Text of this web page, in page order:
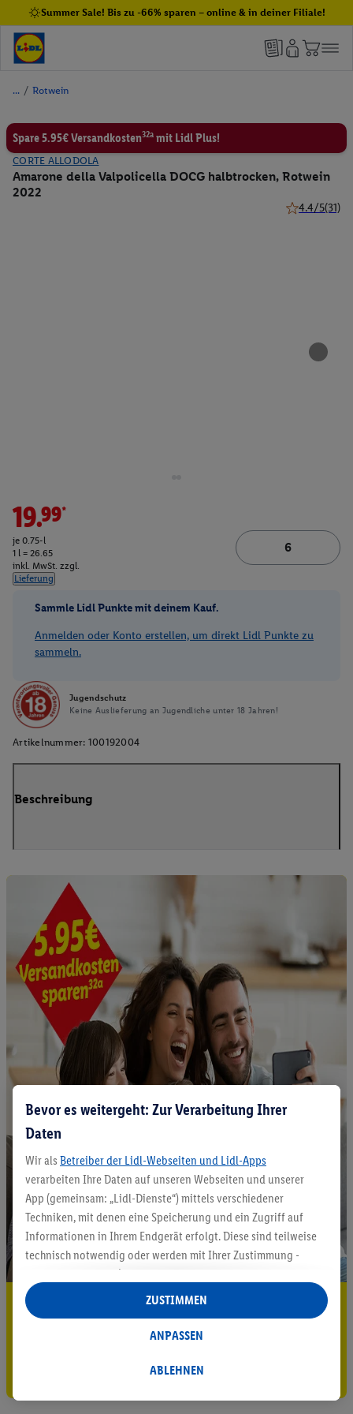
Summer Sale! Bis zu -66% sparen – online & in deiner Filiale!
/ Rotwein
Spare 5.95€ Versandkosten32a mit Lidl Plus!
CORTE ALLODOLA
Amarone della Valpolicella DOCG halbtrocken, Rotwein
2022
4.4/5(31)
19.99*
je 0.75-l
1 l = 26.65
inkl. MwSt. zzgl.
Lieferung
Sammle Lidl Punkte mit deinem Kauf.
Anmelden oder Konto erstellen, um direkt Lidl Punkte zu
sammeln.
Jugendschutz
Keine Auslieferung an Jugendliche unter 18 Jahren!
Artikelnummer: 100192004
Beschreibung
5.95 € Versand sparen³²ᵃ
Jetzt zum Newsletter anmelden
Gutschein sichern!
Bevor es weitergeht: Zur Verarbeitung Ihrer
Daten
Wir als Betreiber der Lidl-Webseiten und Lidl-Apps
verarbeiten Ihre Daten auf unseren Webseiten und unserer
App (gemeinsam: „Lidl-Dienste“) mittels verschiedener
Techniken, mit denen eine Speicherung und ein Zugriff auf
Informationen in Ihrem Endgerät erfolgt. Diese sind teilweise
technisch notwendig oder werden mit Ihrer Zustimmung -
auch durch Partner (u.a.
Verantwortliche; im Zusammenhang mit dem IAB TCF
insgesamt
Statistik-Erstellung oder für personalisierte Werbung
Datenverarbeitungen für personalisierte Werbung werden
ABLEHNEN
ANPASSEN
ZUSTIMMEN